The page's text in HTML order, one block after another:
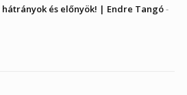
és előnyök! | Endre Tangó-